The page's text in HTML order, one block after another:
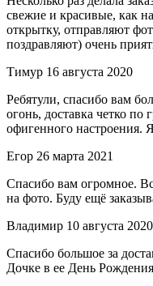
свежие и красивые, как
открытку, отправляют
поздравляют) очень
Тимур 16 августа 2020
Ребятули, спасибо вам
огонь, доставка четко
офигенного настроения.
Егор 26 марта 2021
Спасибо вам огромное.
на фото. Буду ещё
Владимир 10 августа 2020
Спасибо большое за
Дочке в ее День